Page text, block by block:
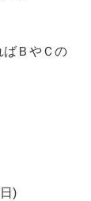
ばＢやＣの
)